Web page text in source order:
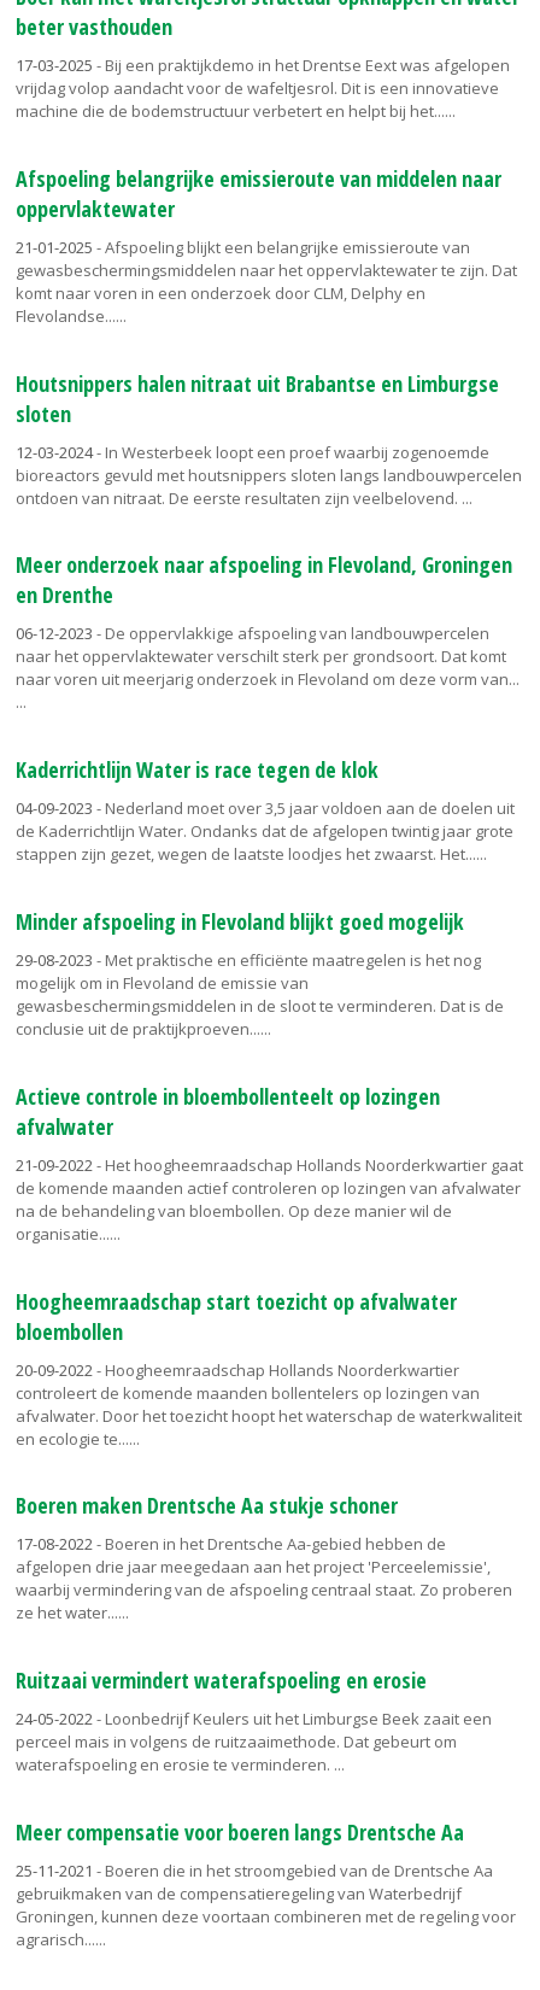
beter vasthouden
17-03-2025 - Bij een praktijkdemo in het Drentse Eext was afgelopen
vrijdag volop aandacht voor de wafeltjesrol. Dit is een innovatieve
machine die de bodemstructuur verbetert en helpt bij het...
Afspoeling belangrijke emissieroute van middelen naar
oppervlaktewater
21-01-2025 - Afspoeling blijkt een belangrijke emissieroute van
gewasbeschermingsmiddelen naar het oppervlaktewater te zijn. Dat
komt naar voren in een onderzoek door CLM, Delphy en
Flevolandse...
Houtsnippers halen nitraat uit Brabantse en Limburgse
sloten
12-03-2024- In Westerbeek loopt een proef waarbij zogenoemde
bioreactors gevuld met houtsnippers sloten langs landbouwpercelen
ontdoen van nitraat. De eerste resultaten zijn veelbelovend.
Meer onderzoek naar afspoeling in Flevoland, Groningen
en Drenthe
06-12-2023 - De oppervlakkige afspoeling van landbouwpercelen
naar het oppervlaktewater verschilt sterk per grondsoort. Dat komt
naar voren uit meerjarig onderzoek in Flevoland om deze vorm van...
Kaderrichtlijn Water is race tegen de klok
04-09-2023 - Nederland moet over 3,5 jaar voldoen aan de doelen uit
de Kaderrichtlijn Water. Ondanks dat de afgelopen twintig jaar grote
stappen zijn gezet, wegen de laatste loodjes het zwaarst. Het...
Minder afspoeling in Flevoland blijkt goed mogelijk
29-08-2023 - Met praktische en efficiënte maatregelen is het nog
mogelijk om in Flevoland de emissie van
gewasbeschermingsmiddelen in de sloot te verminderen. Dat is de
conclusie uit de praktijkproeven...
Actieve controle in bloembollenteelt op lozingen
afvalwater
21-09-2022- Het hoogheemraadschap Hollands Noorderkwartier gaat
de komende maanden actief controleren op lozingen van afvalwater
na de behandeling van bloembollen. Op deze manier wil de
organisatie...
Hoogheemraadschap start toezicht op afvalwater
bloembollen
20-09-2022 - Hoogheemraadschap Hollands Noorderkwartier
controleert de komende maanden bollentelers op lozingen van
afvalwater. Door het toezicht hoopt het waterschap de waterkwaliteit
en ecologie te...
Boeren maken Drentsche Aa stukje schoner
17-08-2022- Boeren in het Drentsche Aa-gebied hebben de
afgelopen drie jaar meegedaan aan het project 'Perceelemissie',
waarbij vermindering van de afspoeling centraal staat. Zo proberen
ze het water...
Ruitzaai vermindert waterafspoeling en erosie
24-05-2022- Loonbedrijf Keulers uit het Limburgse Beek zaait een
perceel mais in volgens de ruitzaaimethode. Dat gebeurt om
waterafspoeling en erosie te verminderen.
Meer compensatie voor boeren langs Drentsche Aa
25-11-2021 - Boeren die in het stroomgebied van de Drentsche Aa
gebruikmaken van de compensatieregeling van Waterbedrijf
Groningen, kunnen deze voortaan combineren met de regeling voor
agrarisch...